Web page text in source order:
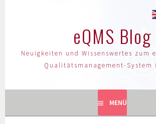
eQMS Blog
Neuigkeiten und Wissenswertes zum
Qualitätsmanagement-System
MENÜ